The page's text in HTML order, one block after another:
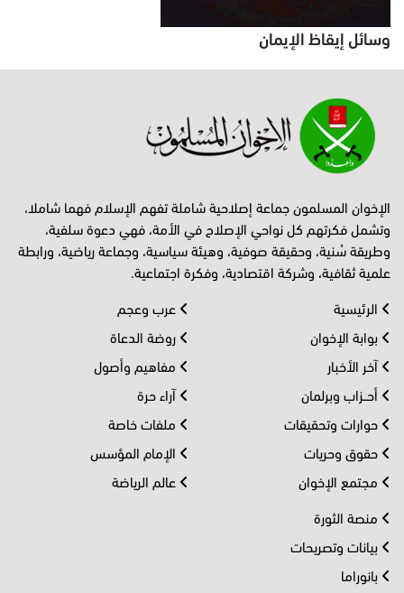
وسائل إيقاظ الإيمان
الإخوان المسلمون جماعة إصلاحية شاملة تفهم الإسلام فهما شاملا،
وتشمل فكرتهم كل نواحي الإصلاح في الأمة، فهي دعوة سلفية،
وطريقة سُنية، وحقيقة صوفية، وهيئة سياسية، وجماعة رياضية، ورابطة
علمية ثقافية، وشركة اقتصادية، وفكرة اجتماعية.
الرئيسية
بوابة الإخوان
آخر الأخبار
أحــزاب وبرلمان
حوارات وتحقيقات
حقوق وحريات
مجتمع الإخوان
عرب وعجم
روضة الدعاة
مفاهيم وأصول
آراء حرة
ملفات خاصة
الإمام المؤسس
عالم الرياضة
منصة الثورة
بيانات وتصريحات
بانوراما